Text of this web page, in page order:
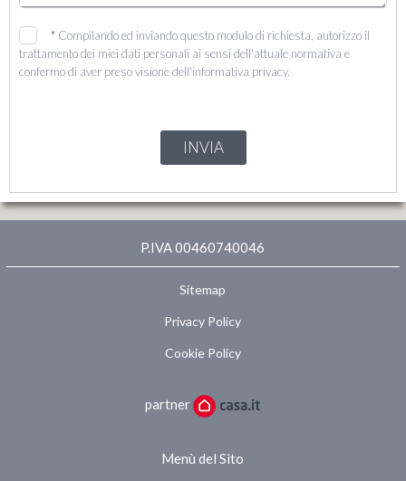
* Compilando ed inviando questo modulo di richiesta, autorizzo il
trattamento dei miei dati personali ai sensi dell'attuale normativa e
confermo di aver preso visione dell'informativa privacy.
INVIA
P.IVA 00460740046
Sitemap
Privacy Policy
Cookie Policy
partner
Menù del Sito